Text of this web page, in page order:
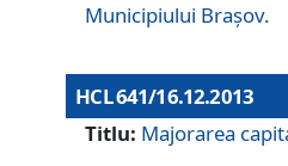
Municipiului Braşov.
HCL 641/16.12.2013
Titlu: Majorarea